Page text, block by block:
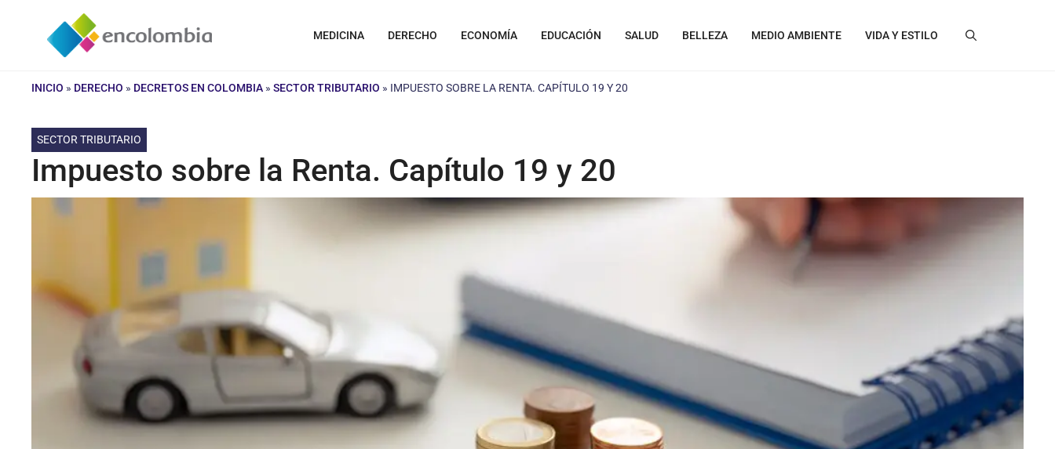
contenido
MEDICINA DERECHO ECONOMÍA EDUCACIÓN SALUD BELLEZA MEDIO AMBIENTE VIDA Y ESTILO
INICIO » DERECHO » DECRETOS EN COLOMBIA » SECTOR TRIBUTARIO » IMPUESTO SOBRE LA RENTA. CAPÍTULO 19 Y 20
SECTOR TRIBUTARIO
Impuesto sobre la Renta. Capítulo 19 y 20